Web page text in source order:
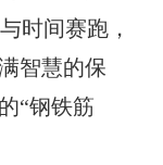
时间赛跑，
智慧的保
“钢铁筋